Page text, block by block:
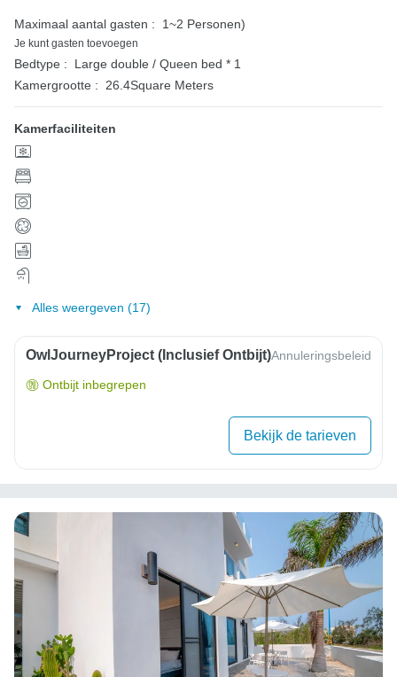
Maximaal aantal gasten : 1~2 Personen)
Je kunt gasten toevoegen
Bedtype :
Large double / Queen bed * 1
Kamergrootte :
26.4Square Meters
Kamerfaciliteiten
Alles weergeven (17)
OwlJourneyProject (inclusief Ontbijt)Annuleringsbeleid
Ontbijt inbegrepen
Bekijk de tarieven